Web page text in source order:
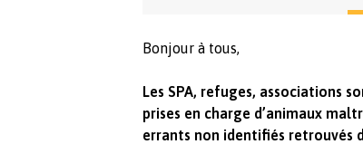
Bonjour à tous,
Les SPA, refuges, associations
prises en charge d’animaux
errants non identifiés retrouvés